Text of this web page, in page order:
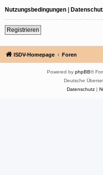
Nutzungsbedingungen |
Registrieren
ISDV-Homepage Foren
Powered by phpBB®
Deutsche
Datenschutz|